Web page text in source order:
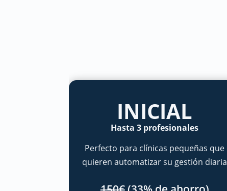
INICIAL
Hasta 3 profesionales
Perfecto para clínicas pequeñas que
quieren automatizar su gestión diaria